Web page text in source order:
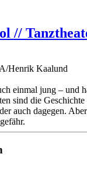
//
Henrik Kaalund
einmal jung – und
sind die Geschichte
auch dagegen.